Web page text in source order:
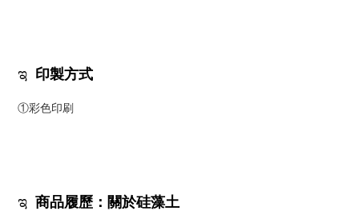
ಇ 印製方式
①彩色印刷
ಇ 商品履歷：關於硅藻土